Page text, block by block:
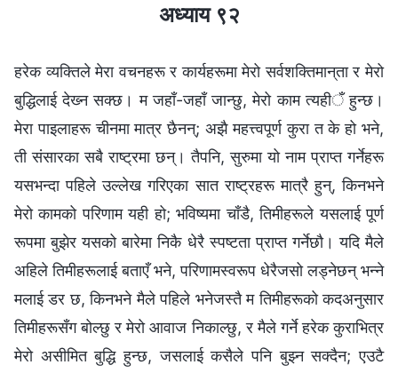
अध्याय ९२
हरेक व्यक्तिले मेरा वचनहरू र कार्यहरूमा मेरो सर्वशक्तिमान्‌ता र मेरो
बुद्धिलाई देख्‍न सक्छ। म जहाँ-जहाँ जान्छु, मेरो काम त्यहीँ हुन्छ।
मेरा पाइलाहरू चीनमा मात्र छैनन्; अझै महत्त्वपूर्ण कुरा त के हो भने,
ती संसारका सबै राष्ट्रमा छन्। तैपनि, सुरुमा यो नाम प्राप्त गर्नेहरू
यसभन्दा पहिले उल्‍लेख गरिएका सात राष्ट्रहरू मात्रै हुन्, किनभने
मेरो कामको परिणाम यही हो; भविष्यमा चाँडै, तिमीहरूले यसलाई पूर्ण
रूपमा बुझेर यसको बारेमा निकै धेरै स्पष्टता प्राप्त गर्नेछौ। यदि मैले
अहिले तिमीहरूलाई बताएँ भने, परिणामस्वरूप धेरैजसो लड्नेछन् भन्‍ने
मलाई डर छ, किनभने मैले पहिले भनेजस्तै म तिमीहरूको कदअनुसार
तिमीहरूसँग बोल्छु र मेरो आवाज निकाल्छु, र मैले गर्ने हरेक कुराभित्र
मेरो असीमित बुद्धि हुन्छ, जसलाई कसैले पनि बुझ्‍न सक्दैन; एउटै